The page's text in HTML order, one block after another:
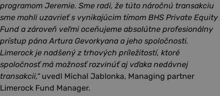
programom Jeremie. Sme radi, že túto náročnú transakciu
sme mohli uzavrieť s vynikajúcim tímom BHS Private Equity
Fund a zároveň veľmi oceňujeme absolútne profesionálny
prístup pána Artura Gevorkyana a jeho spoločnosti.
Limerock je nadšený z trhových príležitostí, ktoré
spoločnosť má možnosť rozvinúť aj vďaka nedávnej
transakcii,“uvedl Michal Jablonka, Managing partner
Limerock Fund Manager.